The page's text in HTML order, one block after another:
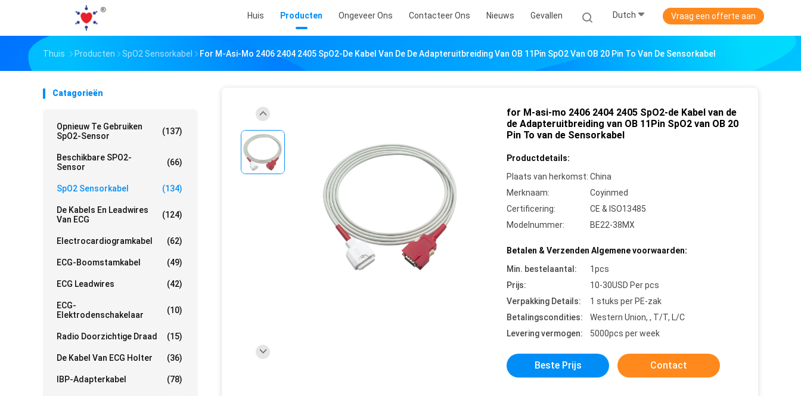
Huis Producten Ongeveer Ons Contacteer Ons Nieuws Gevallen Dutch Vraag een offerte aan
Thuis Producten SpO2 Sensorkabel For M-Asi-Mo 2406 2404 2405 SpO2-De Kabel Van De De Adapteruitbreiding Van OB 11Pin SpO2 Van OB 20 Pin To Van De Sensorkabel
Catagorieën
Opnieuw Te Gebruiken
SpO2-Sensor
(137)
Beschikbare SPO2-
Sensor
(66)
SpO2 Sensorkabel (134)
De Kabels En Leadwires
Van ECG
(124)
Electrocardiogramkabel (62)
ECG-Boomstamkabel (49)
ECG Leadwires (42)
ECG-
Elektrodenschakelaar
(10)
Radio Doorzichtige Draad (15)
De Kabel Van ECG Holter (36)
IBP-Adapterkabel (78)
for M-asi-mo 2406 2404 2405 SpO2-de Kabel van de
de Adapteruitbreiding van OB 11Pin SpO2 van OB 20
Pin To van de Sensorkabel
Productdetails:
Plaats van herkomst: China
Merknaam:
Coyinmed
Certificering:
CE & ISO13485
Modelnummer:
BE22-38MX
Betalen & Verzenden Algemene voorwaarden:
Min. bestelaantal:
1pcs
Prijs:
10-30USD Per pcs
Verpakking Details:
1 stuks per PE-zak
Betalingscondities:
Western Union, , T/T, L/C
Levering vermogen:
5000pcs per week
Beste Prijs Contact